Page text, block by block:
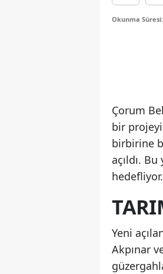
Okunma
Çorum
bir
birbirine
açıldı.
hedefliyor.
Yeni
Akpınar